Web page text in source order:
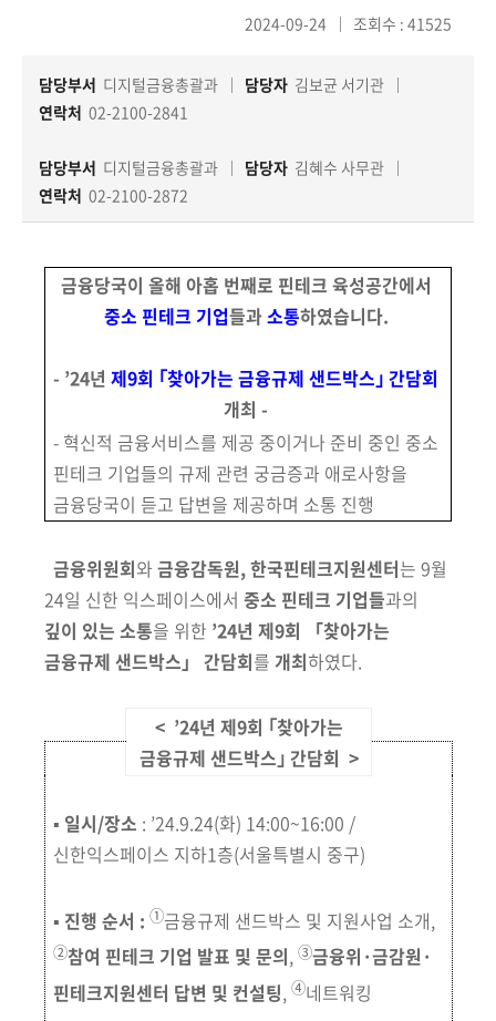
2024-09-24 조회수 : 41525
담당부서 디지털금융총괄과 담당자 김보균 서기관
연락처 02-2100-2841
담당부서 디지털금융총괄과 담당자 김혜수 사무관
연락처 02-2100-2872
금융당국이 올해 아홉 번째로 핀테크 육성공간에서
중소 핀테크 기업들과소통하였습니다.
- ’24년제9회 ｢찾아가는 금융규제 샌드박스｣ 간담회
개최 -
- 혁신적 금융서비스를 제공 중이거나 준비 중인 중소
핀테크 기업들의 규제 관련 궁금증과 애로사항을
금융당국이 듣고 답변을 제공하며 소통 진행
금융위원회와 금융감독원, 한국핀테크지원센터는 9월
24일 신한 익스페이스에서 중소 핀테크 기업들과의
깊이 있는 소통을 위한 ’24년 제9회 「찾아가는
금융규제 샌드박스」 간담회를 개최하였다.
< ’24년 제9회 ｢찾아가는
금융규제 샌드박스｣ 간담회 >
▪ 일시/장소 : ’24.9.24(화) 14:00~16:00 /
신한익스페이스 지하1층(서울특별시 중구)
▪ 진행 순서 : ➀금융규제 샌드박스 및 지원사업 소개,
➁참여 핀테크 기업 발표 및 문의, ➂금융위 ·금감원·
핀테크지원센터 답변 및 컨설팅, ➃네트워킹